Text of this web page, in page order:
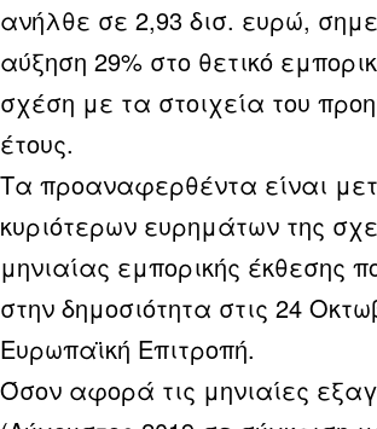
ανήλθε σε 2,93 δισ. ευρώ,
αύξηση 29% στο θετικό
σχέση με τα στοιχεία του
έτους.
Τα προαναφερθέντα είναι
κυριότερων ευρημάτων της
μηνιαίας εμπορικής έκθεσης
στην δημοσιότητα στις 24
Ευρωπαϊκή Επιτροπή.
Όσον αφορά τις μηνιαίες